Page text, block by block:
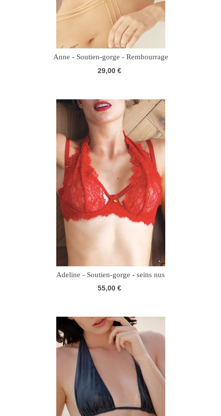
Anne - Soutien-gorge - Rembourrage
29,00 €
Adeline - Soutien-gorge - seins nus
55,00 €